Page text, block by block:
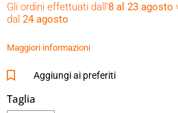
colore grigio
La merce, trattandosi di prodotti
lievi difetti
Gli ordini effettuati dall’8 al 23 agosto
dal 24 agosto
Maggiori informazioni
Aggiungi ai preferiti
Taglia